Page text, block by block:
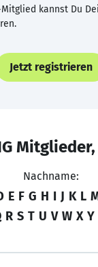
kannst Du
Jetzt registrieren
Nachname:
E F G H I J K L
R S T U V W X Y